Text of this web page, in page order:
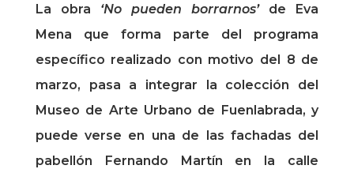
La obra ‘No pueden borrarnos’de Eva
Mena que forma parte del programa
específico realizado con motivo del 8 de
marzo, pasa a integrar la colección del
Museo de Arte Urbano de Fuenlabrada, y
puede verse en una de las fachadas del
pabellón Fernando Martín en la calle